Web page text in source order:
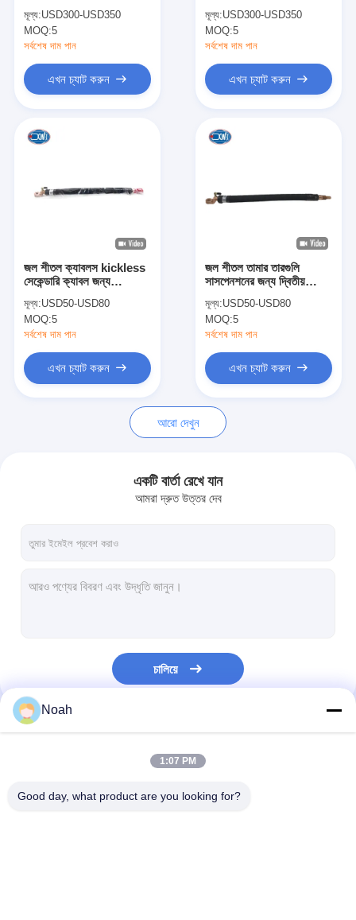
আমাদের সম্পর্কে
আমাদের সাথে যোগাযোগ করুন
খবর
সব ক্ষেত্রেই
পোর্টেবল স্পট ওয়েল্ডিং মেশিন
স্টেশনারি স্পট ওয়েল্ডিং মেশিন
একক সাইড স্পট ওয়েল্ডিং মেশিন
সীম ওয়েল্ডিং মেশিন
মূল্য:USD300-USD350
MOQ:5
সর্বশেষ দাম পান
এখন চ্যাট করুন
মূল্য:USD300-USD350
MOQ:5
সর্বশেষ দাম পান
এখন চ্যাট করুন
জল শীতল ক্যাবলস kickless
সেকেন্ডারি ক্যাবল জন্য
মূল্য:USD50-USD80
MOQ:5
সর্বশেষ দাম পান
এখন চ্যাট করুন
জল শীতল তামার তারগুলি
সাসপেনশনের জন্য দ্বিতীয়
বন্দুক
মূল্য:USD50-USD80
MOQ:5
সর্বশেষ দাম পান
এখন চ্যাট করুন
আরো দেখুন
একটি বার্তা রেখে যান
আমরা দ্রুত উত্তর দেব
চালিয়ে
আমাদের বিভাগসমূহ
Noah
1:07 PM
Good day, what product are you looking for?